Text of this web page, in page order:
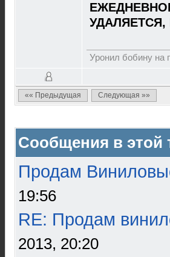
Уронил бобину на
«« Предыдущая Следующая »»
Сообщения в этой
Продам
19:56
RE: Продам
2013, 20:20